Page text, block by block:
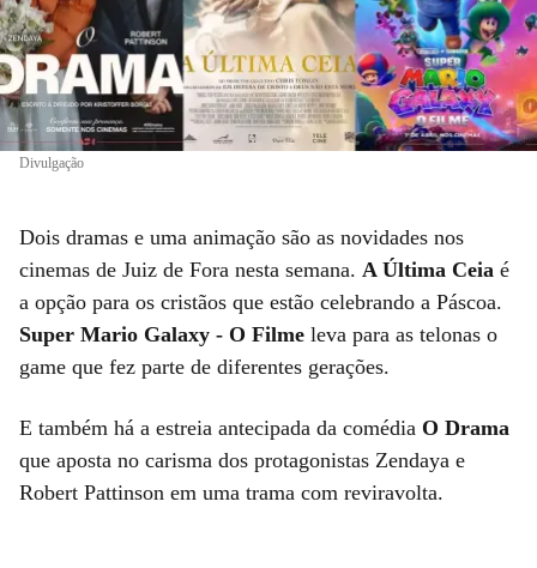
Divulgação
Dois dramas e uma animação são as novidades nos
cinemas de Juiz de Fora nesta semana. A Última Ceia é
a opção para os cristãos que estão celebrando a Páscoa.
Super Mario Galaxy - O Filme leva para as telonas o
game que fez parte de diferentes gerações.
E também há a estreia antecipada da comédia O Drama
que aposta no carisma dos protagonistas Zendaya e
Robert Pattinson em uma trama com reviravolta.